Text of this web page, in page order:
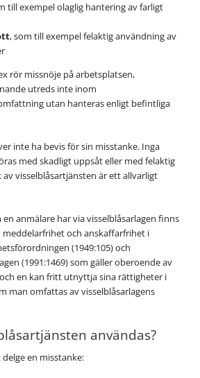
till exempel olaglig hantering av farligt
, som till exempel felaktig användning av
rör missnöje på arbetsplatsen,
utreds inte inom
utan hanteras enligt befintliga
inte ha bevis för sin misstanke. Inga
med skadligt uppsåt eller med felaktig
visselblåsartjänsten är ett allvarligt
anmälare har via visselblåsarlagen finns
och anskaffarfrihet i
(1949:105) och
(1991:1469) som gäller oberoende av
en kan fritt utnyttja sina rättigheter i
man omfattas av visselblåsarlagens
användas?
en misstanke: